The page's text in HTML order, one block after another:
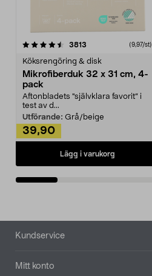
3813 (9,97/st)
Köksrengöring & disk
Mikrofiberduk 32 x 31 cm, 4-
pack
Aftonbladets "självklara favorit” i
test av d...
Utförande: Grå/beige
39,90
Lägg i varukorg
4.0av 5 stjärnor
Sidfot
Kundservice
Mitt konto